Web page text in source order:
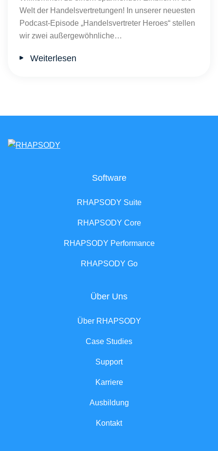
Welt der Handelsvertretungen! In unserer neuesten
Podcast-Episode „Handelsvertreter Heroes“ stellen
wir zwei außergewöhnliche…
Weiterlesen
Software
RHAPSODY Suite
RHAPSODY Core
RHAPSODY Performance
RHAPSODY Go
Über Uns
Über RHAPSODY
Case Studies
Support
Karriere
Ausbildung
Kontakt